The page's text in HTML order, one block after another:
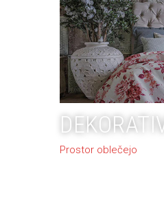
Prostor oblečejo